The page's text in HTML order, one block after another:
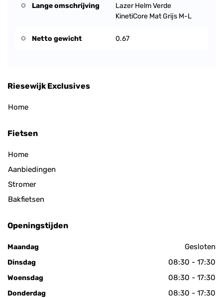
Lange omschrijving
Lazer Helm Verde
KinetiCore Mat Grijs M-L
Netto gewicht 0.67
Riesewijk Exclusives
Home
Fietsen
Home
Aanbiedingen
Stromer
Bakfietsen
Openingstijden
Maandag Gesloten
Dinsdag 08:30 - 17:30
Woensdag 08:30 - 17:30
Donderdag 08:30 - 17:30